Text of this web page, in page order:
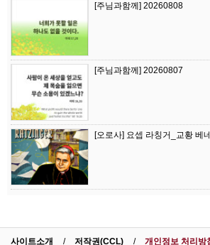
[주님과함께] 20260808
[주님과함께] 20260807
[오로사] 요셉 라칭거_교황 베
사이트소개 저작권(CCL) 개인정보 처리방